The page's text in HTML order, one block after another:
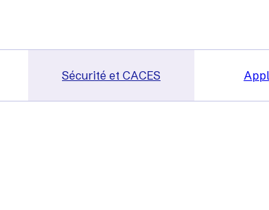
Sécurité et CACES